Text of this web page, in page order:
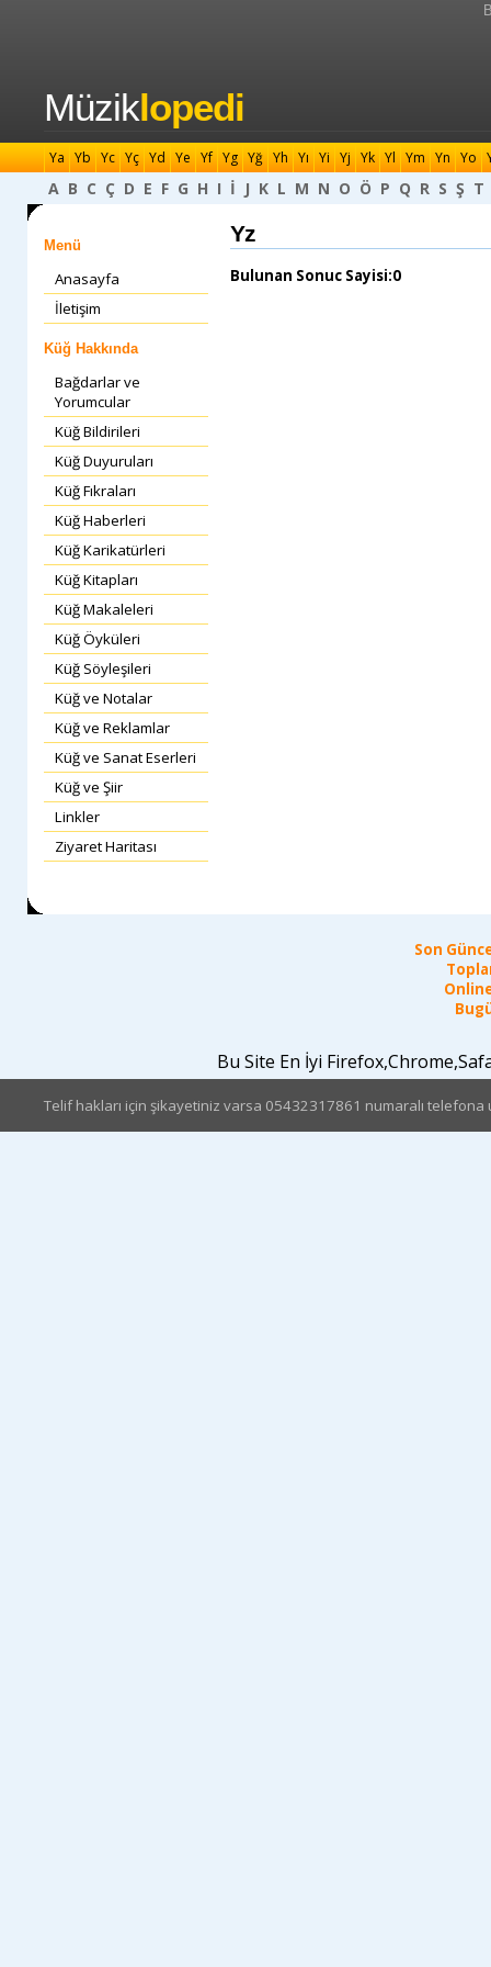
Müziklopedi
Ya Yb Yc Yç Yd Ye Yf Yg Yğ Yh Yı Yi Yj Yk Yl Ym Yn Yo
A B C Ç D E F G H I İ J K L M N O Ö P Q R S Ş T
Menü
Anasayfa
İletişim
Küğ Hakkında
Bağdarlar ve
Yorumcular
Küğ Bildirileri
Küğ Duyuruları
Küğ Fıkraları
Küğ Haberleri
Küğ Karikatürleri
Küğ Kitapları
Küğ Makaleleri
Küğ Öyküleri
Küğ Söyleşileri
Küğ ve Notalar
Küğ ve Reklamlar
Küğ ve Sanat Eserleri
Küğ ve Şiir
Linkler
Ziyaret Haritası
Yz
Bulunan Sonuc Sayisi:0
Son
Bu Site En İyi
Telif hakları için şikayetiniz varsa 05432317861 numaralı telefona